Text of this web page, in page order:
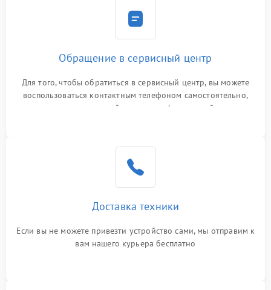
Обращение в сервисный центр
Для того, чтобы обратиться в сервисный центр, вы можете
воспользоваться контактным телефоном самостоятельно,
или оставить свой номер телефона на сайте
Доставка техники
Если вы не можете привезти устройство сами, мы отправим к
вам нашего курьера бесплатно